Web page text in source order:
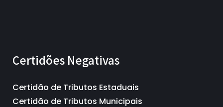
Certidões Negativas
Certidão de Tributos Estaduais
Certidão de Tributos Municipais